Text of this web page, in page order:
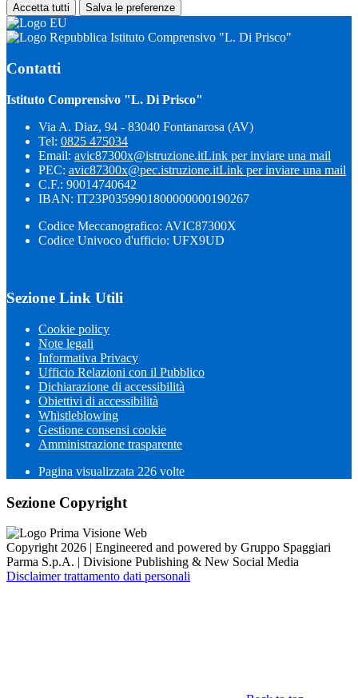
Accetta tutti Salva le preferenze
Istituto Comprensivo "L. Di Prisco"
Contatti
Istituto Comprensivo "L. Di Prisco"
Via A. Diaz, 94 - 83040 Fontanarosa (AV)
Tel: 0825 475034
Email: avic87300x@istruzione.itLink per inviare una mail
PEC: avic87300x@pec.istruzione.itLink per inviare una mail
C.F.: 90014740642
IBAN: IT23P0359901800000000190267
Codice Meccanografico: AVIC87300X
Codice Univoco d'ufficio: UFX9UD
Sezione Link Utili
Cookie policy
Note legali
Informativa Privacy
Ufficio Relazioni con il Pubblico
Dichiarazione di accessibilità
Obiettivi di accessibilità
Whistleblowing
Gestione consensi cookie
Amministrazione trasparente
Pagina visualizzata 226 volte
Sezione Copyright
Copyright 2026 | Engineered and powered by Gruppo Spaggiari
Parma S.p.A. | Divisione Publishing & New Social Media
Disclaimer trattamento dati personali